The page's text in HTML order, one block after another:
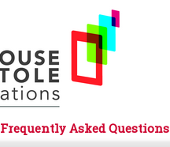
Frequently Asked Questions